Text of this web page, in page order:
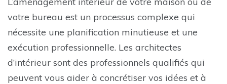
votre bureau est un processus complexe qui
nécessite une planification minutieuse et une
exécution professionnelle. Les architectes
d’intérieur sont des professionnels qualifiés qui
peuvent vous aider à concrétiser vos idées et à